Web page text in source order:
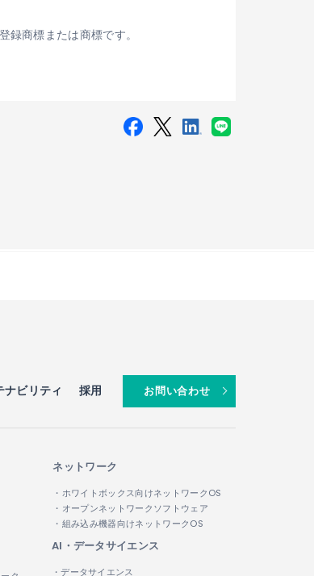
録商標または商標です。
ナビリティ 採用 お問い合わせ
ネットワーク
・ホワイトボックス向けネットワークOS
・オープンネットワークソフトウェア
・組み込み機器向けネットワークOS
AI・データサイエンス
・データサイエンス